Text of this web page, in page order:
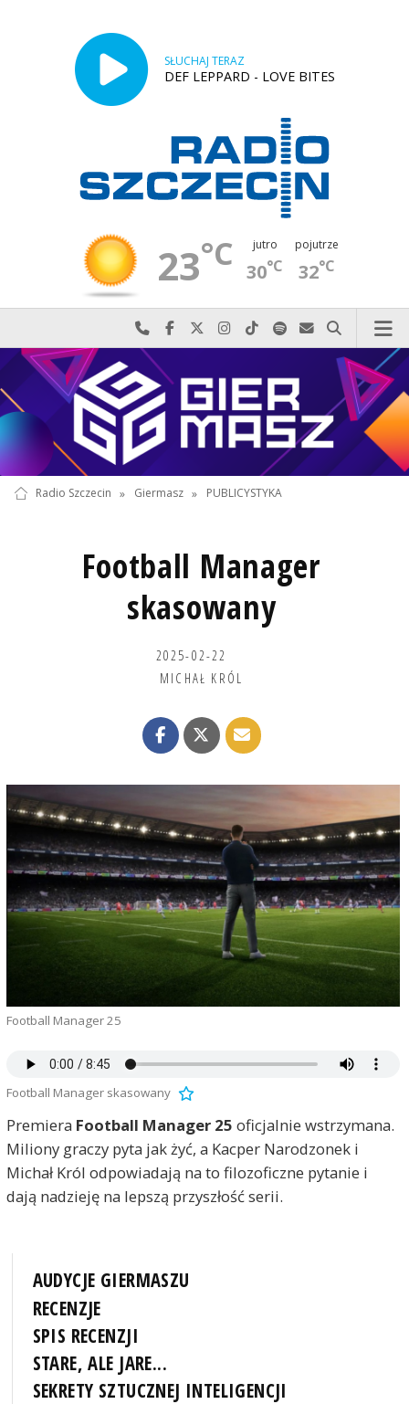
SŁUCHAJ TERAZ
DEF LEPPARD - LOVE BITES
23°C jutro
30°C
pojutrze
32°C
Najlepiej po prostu do nas zadzwoń
Odwiedź nas na Facebook-u
Odwiedź nas na X
Odwiedź nas na Instagram-ie
Odwiedź nas na TikTok-u
Szukaj nas na Spotify
Wyślij do nas
Szukaj
Radio Szczecin » Giermasz » PUBLICYSTYKA
Football Manager
skasowany
2025-02-22
MICHAŁ KRÓL
Football Manager 25
Football Manager skasowany
Premiera Football Manager 25 oficjalnie wstrzymana.
Miliony graczy pyta jak żyć, a Kacper Narodzonek i
Michał Król odpowiadają na to filozoficzne pytanie i
dają nadzieję na lepszą przyszłość serii.
AUDYCJE GIERMASZU
RECENZJE
SPIS RECENZJI
STARE, ALE JARE...
SEKRETY SZTUCZNEJ INTELIGENCJI